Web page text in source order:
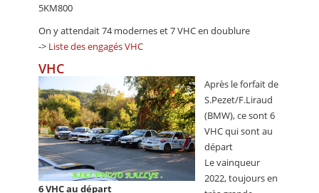
5KM800
On y attendait 74 modernes et 7 VHC en doublure
-> Liste des engagés VHC
VHC
6 VHC au départ
Après le forfait de
S.Pezet/F.Liraud
(BMW), ce sont 6
VHC qui sont au
départ
Le vainqueur
2022, toujours en